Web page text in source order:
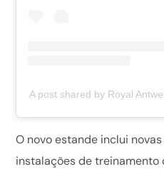
A post shared by Royal
O novo estande inclui
instalações de